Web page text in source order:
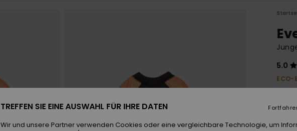
5.0
ECO-
TREFFEN SIE EINE AUSWAHL FÜR IHRE DATEN
Wir und unsere Partner verwenden Cookies oder eine vergleichbare Technologie, um